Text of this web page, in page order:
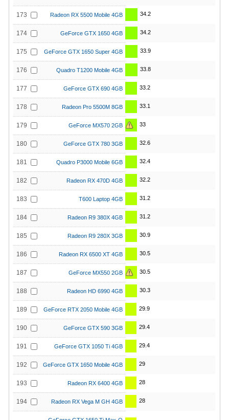
173 Radeon RX 5500 Mobile 4GB 34.2
174 GeForce GTX 1650 4GB 34.2
175 GeForce GTX 1650 Super 4GB 33.9
176 Quadro T1200 Mobile 4GB 33.8
177 GeForce GTX 690 4GB 33.2
178 Radeon Pro 5500M 8GB 33.1
179 GeForce MX570 2GB 33
180 GeForce GTX 780 3GB 32.6
181 Quadro P3000 Mobile 6GB 32.4
182 Radeon RX 470D 4GB 32.2
183 T600 Laptop 4GB 31.2
184 Radeon R9 380X 4GB 31.2
185 Radeon R9 280X 3GB 30.9
186 Radeon RX 6500 XT 4GB 30.5
187 GeForce MX550 2GB 30.5
188 Radeon HD 6990 4GB 30.3
189 GeForce RTX 2050 Mobile 4GB 29.9
190 GeForce GTX 590 3GB 29.4
191 GeForce GTX 1050 Ti 4GB 29.4
192 GeForce GTX 1650 Mobile 4GB 29
193 Radeon RX 6400 4GB 28
194 Radeon RX Vega M GH 4GB 28